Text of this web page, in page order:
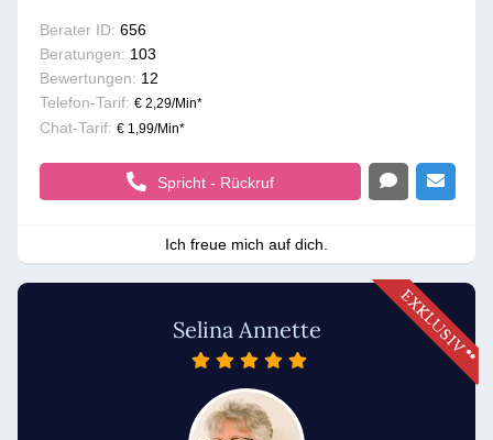
Berater ID: 656
Beratungen: 103
Bewertungen: 12
Telefon-Tarif: € 2,29/Min*
Chat-Tarif: € 1,99/Min*
Spricht - Rückruf
Ich freue mich auf dich.
Selina Annette